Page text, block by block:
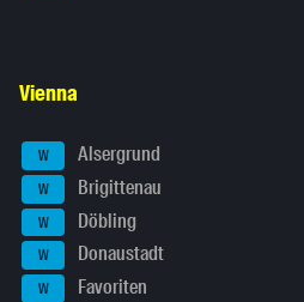
Vienna
W Alsergrund
W Brigittenau
W Döbling
W Donaustadt
W Favoriten